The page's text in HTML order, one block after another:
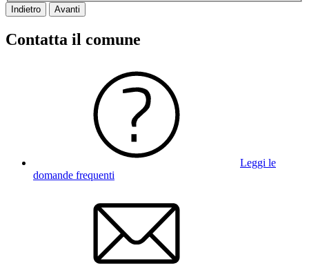
Indietro Avanti
Contatta il comune
Leggi le
domande frequenti